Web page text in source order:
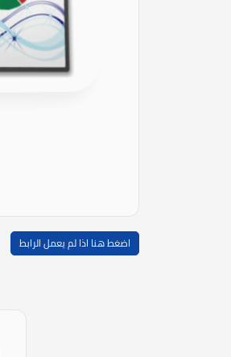
اضغط هنا اذا لم يعمل الرابط